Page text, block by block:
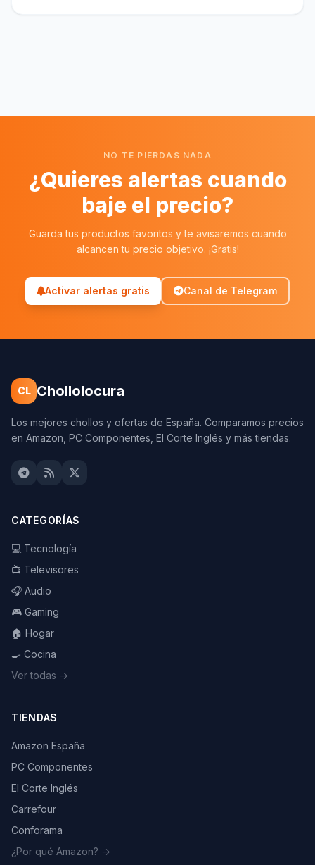
NO TE PIERDAS NADA
¿Quieres alertas cuando
baje el precio?
Guarda tus productos favoritos y te avisaremos cuando
alcancen tu precio objetivo. ¡Gratis!
Activar alertas gratis Canal de Telegram
CL Chollolocura
Los mejores chollos y ofertas de España. Comparamos precios
en Amazon, PC Componentes, El Corte Inglés y más tiendas.
CATEGORÍAS
💻 Tecnología
📺 Televisores
🎧 Audio
🎮 Gaming
🏠 Hogar
🍳 Cocina
Ver todas →
TIENDAS
Amazon España
PC Componentes
El Corte Inglés
Carrefour
Conforama
¿Por qué Amazon? →